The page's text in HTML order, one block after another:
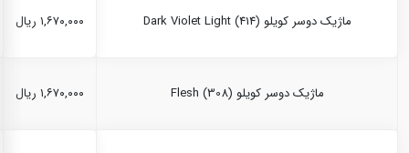
ماژیک دوسر کویلو Dark Violet Light (414) ۱,۶۷۰,۰۰۰ ریال
ماژیک دوسر کویلو Flesh (308) ۱,۶۷۰,۰۰۰ ریال